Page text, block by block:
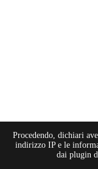
Procedendo, dichiari
indirizzo IP e le
dai plugin